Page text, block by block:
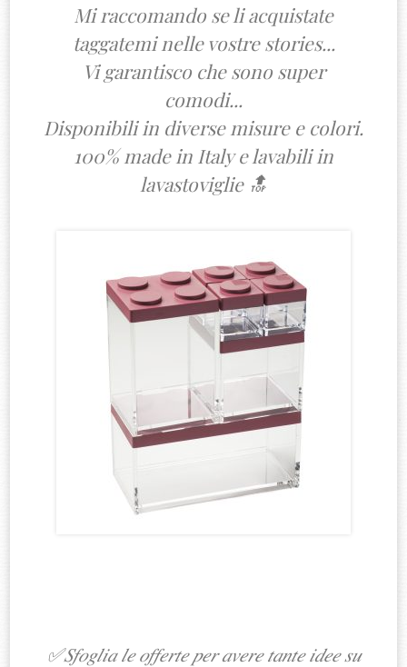
Mi raccomando se li acquistate
taggatemi nelle vostre stories...
Vi garantisco che sono super
comodi...
Disponibili in diverse misure e colori.
100% made in Italy e lavabili in
lavastoviglie 🔝
✅𝑆𝑓𝑜𝑔𝑙𝑖𝑎 𝑙𝑒 𝑜𝑓𝑓𝑒𝑟𝑡𝑒 𝑝𝑒𝑟 𝑎𝑣𝑒𝑟𝑒 𝑡𝑎𝑛𝑡𝑒 𝑖𝑑𝑒𝑒 𝑠𝑢